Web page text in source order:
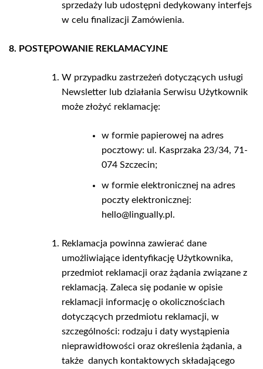
sprzedaży lub udostępni dedykowany interfejs
w celu finalizacji Zamówienia.
8. POSTĘPOWANIE REKLAMACYJNE
W przypadku zastrzeżeń dotyczących usługi
Newsletter lub działania Serwisu Użytkownik
może złożyć reklamację:
w formie papierowej na adres
pocztowy: ul. Kasprzaka 23/34, 71-
074 Szczecin;
w formie elektronicznej na adres
poczty elektronicznej:
hello@lingually.pl.
Reklamacja powinna zawierać dane
umożliwiające identyfikację Użytkownika,
przedmiot reklamacji oraz żądania związane z
reklamacją. Zaleca się podanie w opisie
reklamacji informację o okolicznościach
dotyczących przedmiotu reklamacji, w
szczególności: rodzaju i daty wystąpienia
nieprawidłowości oraz określenia żądania, a
także danych kontaktowych składającego